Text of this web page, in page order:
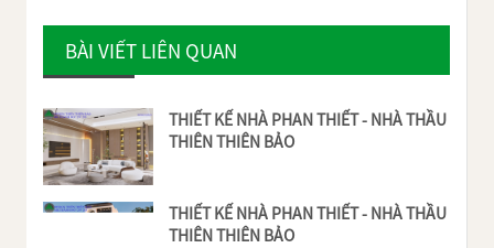
BÀI VIẾT LIÊN QUAN
THIẾT KẾ NHÀ PHAN THIẾT - NHÀ THẦU
THIÊN THIÊN BẢO
THIẾT KẾ NHÀ PHAN THIẾT - NHÀ THẦU
THIÊN THIÊN BẢO